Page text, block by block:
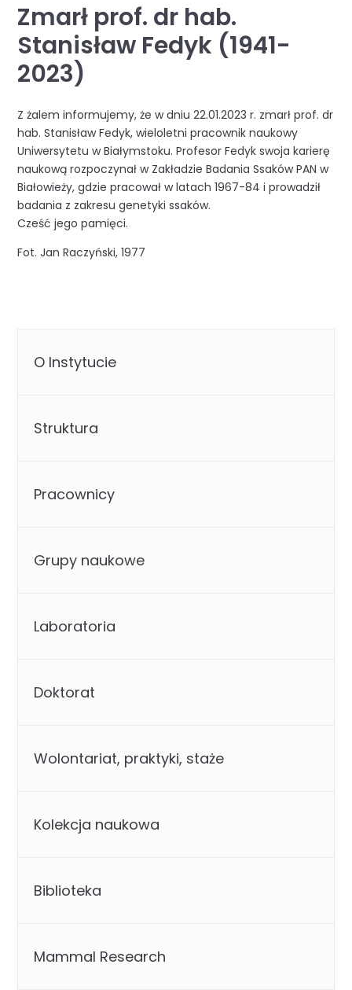
Zmarł prof. dr hab.
Stanisław Fedyk (1941-
2023)
Z żalem informujemy, że w dniu 22.01.2023 r. zmarł prof. dr
hab. Stanisław Fedyk, wieloletni pracownik naukowy
Uniwersytetu w Białymstoku. Profesor Fedyk swoja karierę
naukową rozpoczynał w Zakładzie Badania Ssaków PAN w
Białowieży, gdzie pracował w latach 1967-84 i prowadził
badania z zakresu genetyki ssaków.
Cześć jego pamięci.
Fot. Jan Raczyński, 1977
O Instytucie
Struktura
Pracownicy
Grupy naukowe
Laboratoria
Doktorat
Wolontariat, praktyki, staże
Kolekcja naukowa
Biblioteka
Mammal Research